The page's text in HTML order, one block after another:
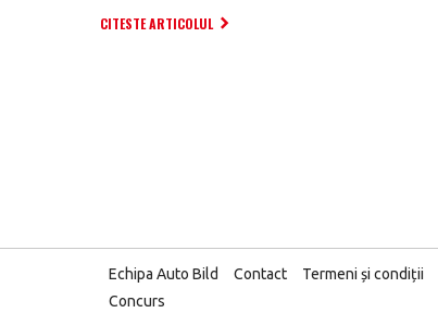
CITESTE ARTICOLUL
Echipa Auto Bild Contact Termeni și condiții
Concurs